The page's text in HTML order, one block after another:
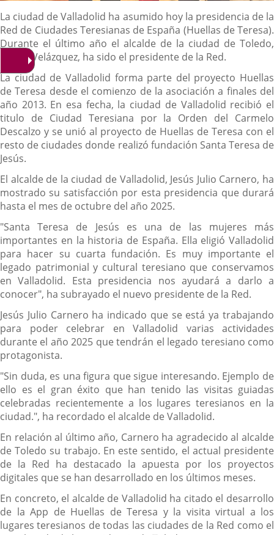
Descripción
La ciudad de Valladolid ha asumido hoy la presidencia de la
Red de Ciudades Teresianas de España (Huellas de Teresa).
Durante el último año el alcalde de la ciudad de Toledo,
Carlos Velázquez, ha sido el presidente de la Red.
La ciudad de Valladolid forma parte del proyecto Huellas
de Teresa desde el comienzo de la asociación a finales del
año 2013. En esa fecha, la ciudad de Valladolid recibió el
titulo de Ciudad Teresiana por la Orden del Carmelo
Descalzo y se unió al proyecto de Huellas de Teresa con el
resto de ciudades donde realizó fundación Santa Teresa de
Jesús.
El alcalde de la ciudad de Valladolid, Jesús Julio Carnero, ha
mostrado su satisfacción por esta presidencia que durará
hasta el mes de octubre del año 2025.
"Santa Teresa de Jesús es una de las mujeres más
importantes en la historia de España. Ella eligió Valladolid
para hacer su cuarta fundación. Es muy importante el
legado patrimonial y cultural teresiano que conservamos
en Valladolid. Esta presidencia nos ayudará a darlo a
conocer", ha subrayado el nuevo presidente de la Red.
Jesús Julio Carnero ha indicado que se está ya trabajando
para poder celebrar en Valladolid varias actividades
durante el año 2025 que tendrán el legado teresiano como
protagonista.
"Sin duda, es una figura que sigue interesando. Ejemplo de
ello es el gran éxito que han tenido las visitas guiadas
celebradas recientemente a los lugares teresianos en la
ciudad.", ha recordado el alcalde de Valladolid.
En relación al último año, Carnero ha agradecido al alcalde
de Toledo su trabajo. En este sentido, el actual presidente
de la Red ha destacado la apuesta por los proyectos
digitales que se han desarrollado en los últimos meses.
En concreto, el alcalde de Valladolid ha citado el desarrollo
de la App de Huellas de Teresa y la visita virtual a los
lugares teresianos de todas las ciudades de la Red como el